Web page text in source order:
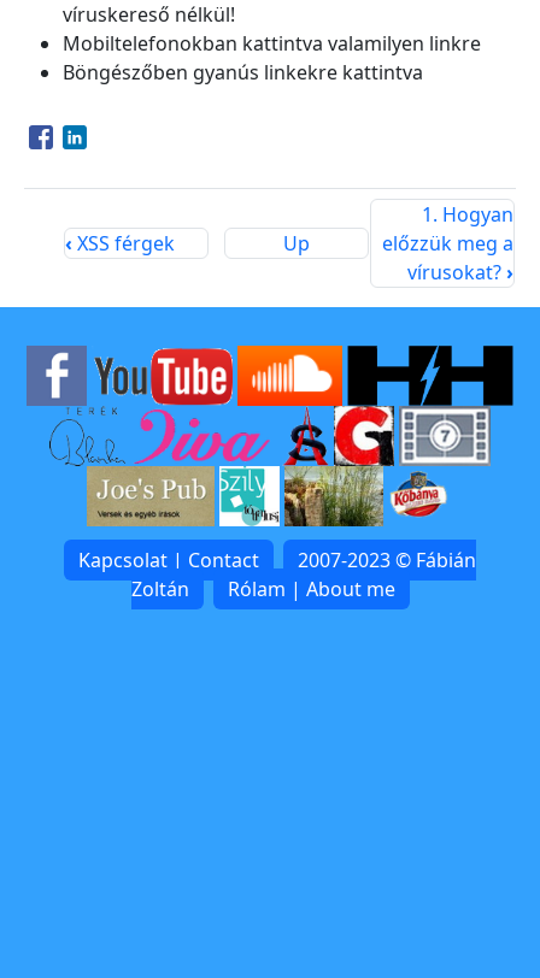
víruskereső nélkül!
Mobiltelefonokban kattintva valamilyen linkre
Böngészőben gyanús linkekre kattintva
Opens in a new window
Opens in a new window
‹ XSS férgek Up
1. Hogyan
előzzük meg a
vírusokat?›
Kapcsolat | Contact
2007-2023 © Fábián
Zoltán
Rólam | About me